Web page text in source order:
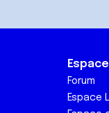
Forum
Espace